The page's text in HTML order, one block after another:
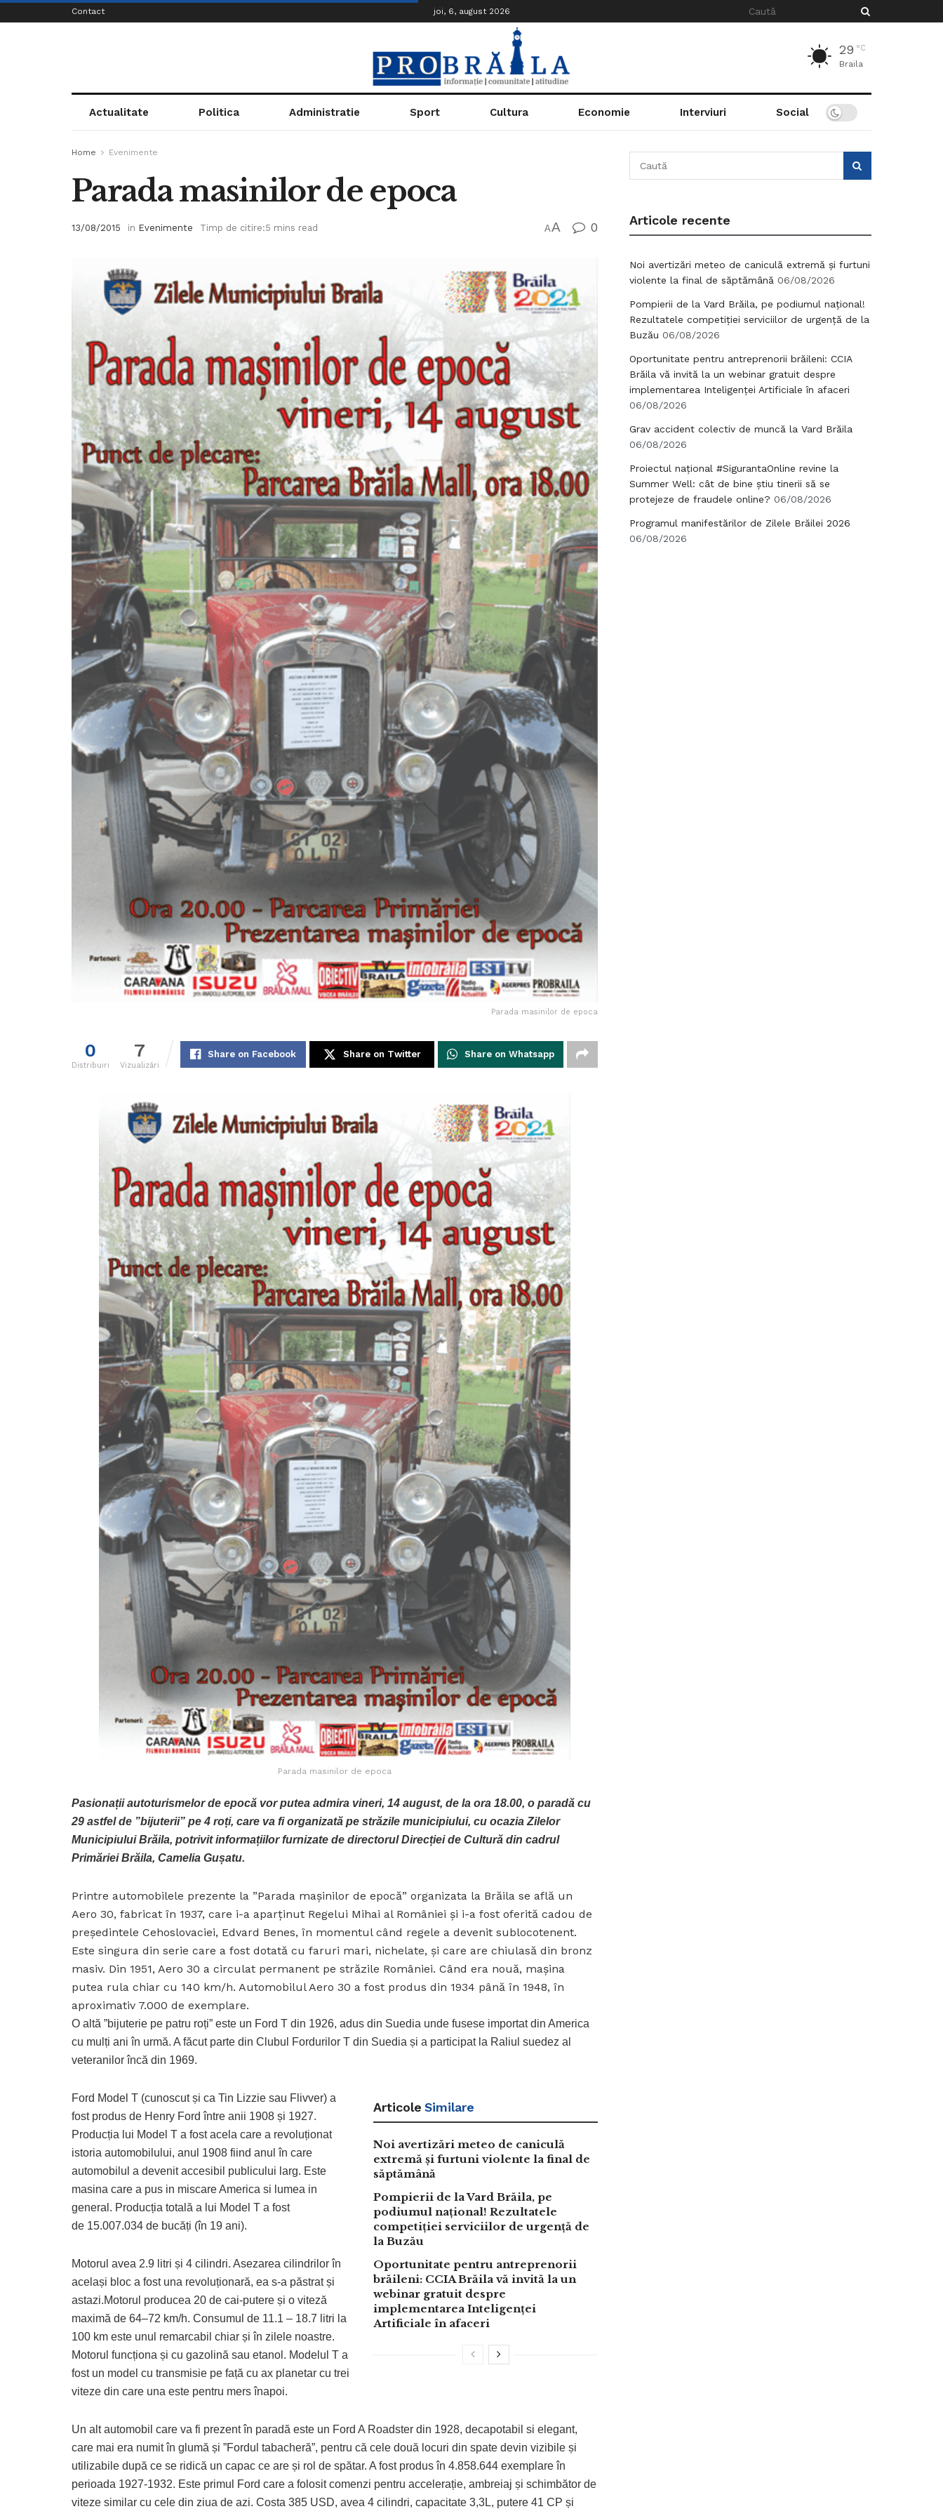
Contact joi, 6, august 2026
29 °C
Braila
Actualitate Politica Administratie Sport Cultura Economie Interviuri Social
Home Evenimente
Parada masinilor de epoca
13/08/2015 in Evenimente Timp de citire:5 mins read AA 0
Parada masinilor de epoca
0
Distribuiri
7
Vizualizări
Share on Facebook Share on Twitter Share on Whatsapp
Parada masinilor de epoca
Pasionații autoturismelor de epocă vor putea admira vineri, 14 august, de la ora 18.00, o paradă cu
29 astfel de ”bijuterii” pe 4 roți, care va fi organizată pe străzile municipiului, cu ocazia Zilelor
Municipiului Brăila, potrivit informațiilor furnizate de directorul Direcției de Cultură din cadrul
Primăriei Brăila, Camelia Gușatu.
Printre automobilele prezente la ”Parada mașinilor de epocă” organizata la Brăila se află un
Aero 30, fabricat în 1937, care i-a aparținut Regelui Mihai al României și i-a fost oferită cadou de
președintele Cehoslovaciei, Edvard Benes, în momentul când regele a devenit sublocotenent.
Este singura din serie care a fost dotată cu faruri mari, nichelate, și care are chiulasă din bronz
masiv. Din 1951, Aero 30 a circulat permanent pe străzile României. Când era nouă, mașina
putea rula chiar cu 140 km/h. Automobilul Aero 30 a fost produs din 1934 până în 1948, în
aproximativ 7.000 de exemplare.
O altă ”bijuterie pe patru roți” este un Ford T din 1926, adus din Suedia unde fusese importat din America
cu mulți ani în urmă. A făcut parte din Clubul Fordurilor T din Suedia și a participat la Raliul suedez al
veteranilor încă din 1969.
Articole Similare
Noi avertizări meteo de caniculă
extremă și furtuni violente la final de
săptămână
Pompierii de la Vard Brăila, pe
podiumul național! Rezultatele
competiției serviciilor de urgență de
la Buzău
Oportunitate pentru antreprenorii
brăileni: CCIA Brăila vă invită la un
webinar gratuit despre
implementarea Inteligenței
Artificiale în afaceri
Ford Model T (cunoscut și ca Tin Lizzie sau Flivver) a
fost produs de Henry Ford între anii 1908 și 1927.
Producția lui Model T a fost acela care a revoluționat
istoria automobilului, anul 1908 fiind anul în care
automobilul a devenit accesibil publicului larg. Este
masina care a pus in miscare America si lumea in
general. Producția totală a lui Model T a fost
de 15.007.034 de bucăți (în 19 ani).
Motorul avea 2.9 litri și 4 cilindri. Asezarea cilindrilor în
același bloc a fost una revoluționară, ea s-a păstrat și
astazi.Motorul producea 20 de cai-putere și o viteză
maximă de 64–72 km/h. Consumul de 11.1 – 18.7 litri la
100 km este unul remarcabil chiar și în zilele noastre.
Motorul funcționa și cu gazolină sau etanol. Modelul T a
fost un model cu transmisie pe față cu ax planetar cu trei
viteze din care una este pentru mers înapoi.
Un alt automobil care va fi prezent în paradă este un Ford A Roadster din 1928, decapotabil si elegant,
care mai era numit în glumă și ”Fordul tabacheră”, pentru că cele două locuri din spate devin vizibile și
utilizabile după ce se ridică un capac ce are și rol de spătar. A fost produs în 4.858.644 exemplare în
perioada 1927-1932. Este primul Ford care a folosit comenzi pentru accelerație, ambreiaj și schimbător de
viteze similar cu cele din ziua de azi. Costa 385 USD, avea 4 cilindri, capacitate 3,3L, putere 41 CP și
Articole recente
Noi avertizări meteo de caniculă extremă și furtuni
violente la final de săptămână 06/08/2026
Pompierii de la Vard Brăila, pe podiumul național!
Rezultatele competiției serviciilor de urgență de la
Buzău 06/08/2026
Oportunitate pentru antreprenorii brăileni: CCIA
Brăila vă invită la un webinar gratuit despre
implementarea Inteligenței Artificiale în afaceri
06/08/2026
Grav accident colectiv de muncă la Vard Brăila
06/08/2026
Proiectul național #SigurantaOnline revine la
Summer Well: cât de bine știu tinerii să se
protejeze de fraudele online? 06/08/2026
Programul manifestărilor de Zilele Brăilei 2026
06/08/2026